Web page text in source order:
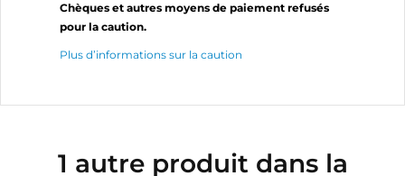
Chèques et autres moyens de paiement refusés
pour la caution.
Plus d’informations sur la caution
1 autre produit dans la